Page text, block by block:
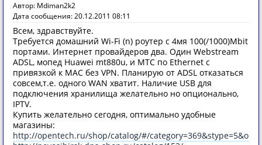
Автор: Mdiman2k2
Дата сообщения: 20.12.2011 08:11
Всем, здравствуйте.
Требуется домашний Wi-Fi (n) роутер с 4мя 100(/1000)Mbit
портами. Интернет провайдеров два. Один Webstream
ADSL, мопед Huawei mt880u, и МТС по Ethernet с
привязкой к MAC без VPN. Планирую от ADSL отказаться
совсем,т.е. одного WAN хватит. Наличие USB для
подключения хранилища желательно но опционально,
IPTV.
Купить желательно сегодня, оптимально удобные
магазины:
http://opentech.ru/shop/catalog/#/